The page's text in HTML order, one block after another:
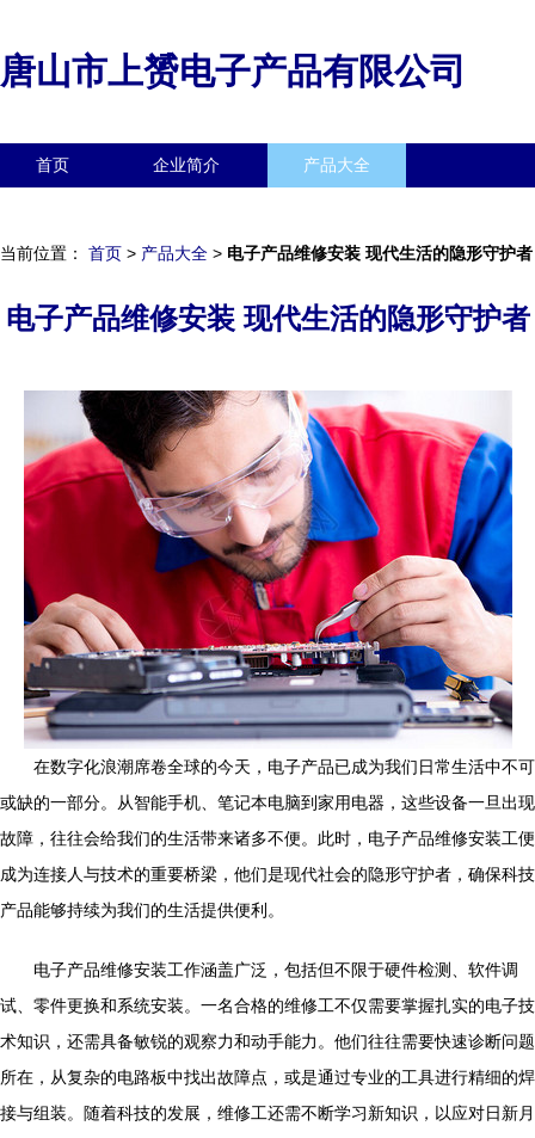
唐山市上赟电子产品有限公司
首页 企业简介 产品大全
当前位置： 首页 > 产品大全 > 电子产品维修安装 现代生活的隐形守护者
电子产品维修安装 现代生活的隐形守护者
在数字化浪潮席卷全球的今天，电子产品已成为我们日常生活中不可
或缺的一部分。从智能手机、笔记本电脑到家用电器，这些设备一旦出现
故障，往往会给我们的生活带来诸多不便。此时，电子产品维修安装工便
成为连接人与技术的重要桥梁，他们是现代社会的隐形守护者，确保科技
产品能够持续为我们的生活提供便利。
电子产品维修安装工作涵盖广泛，包括但不限于硬件检测、软件调
试、零件更换和系统安装。一名合格的维修工不仅需要掌握扎实的电子技
术知识，还需具备敏锐的观察力和动手能力。他们往往需要快速诊断问题
所在，从复杂的电路板中找出故障点，或是通过专业的工具进行精细的焊
接与组装。随着科技的发展，维修工还需不断学习新知识，以应对日新月